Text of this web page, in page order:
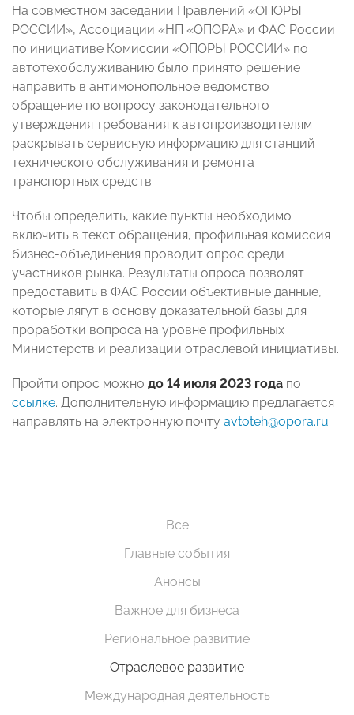
На совместном заседании Правлений «ОПОРЫ
РОССИИ», Ассоциации «НП «ОПОРА» и ФАС России
по инициативе Комиссии «ОПОРЫ РОССИИ» по
автотехобслуживанию было принято решение
направить в антимонопольное ведомство
обращение по вопросу законодательного
утверждения требования к автопроизводителям
раскрывать сервисную информацию для станций
технического обслуживания и ремонта
транспортных средств.
Чтобы определить, какие пункты необходимо
включить в текст обращения, профильная комиссия
бизнес-объединения проводит опрос среди
участников рынка. Результаты опроса позволят
предоставить в ФАС России объективные данные,
которые лягут в основу доказательной базы для
проработки вопроса на уровне профильных
Министерств и реализации отраслевой инициативы.
Пройти опрос можно до 14 июля 2023 года по
ссылке. Дополнительную информацию предлагается
направлять на электронную почту avtoteh@opora.ru.
Все
Главные события
Анонсы
Важное для бизнеса
Региональное развитие
Отраслевое развитие
Международная деятельность